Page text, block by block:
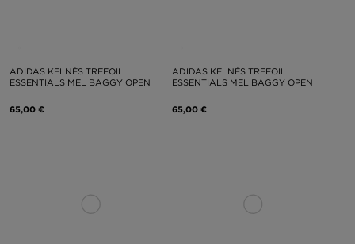
ADIDAS KELNĖS TREFOIL
ESSENTIALS MEL BAGGY OPEN
65,00 €
ADIDAS KELNĖS TREFOIL
ESSENTIALS MEL BAGGY OPEN
65,00 €